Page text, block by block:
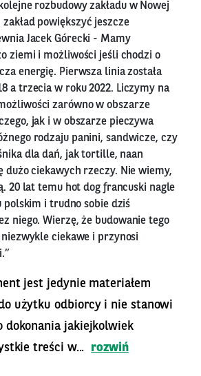
rozbudowy zakładu w Nowej
powiększyć jeszcze
Jacek Górecki - Mamy
ziemi i możliwości jeśli chodzi o
energię. Pierwsza linia została
a trzecia w roku 2022. Liczymy na
zarówno w obszarze
jak i w obszarze pieczywa
rodzaju panini, sandwicze, czy
dla dań, jak tortille, naan
dużo ciekawych rzeczy. Nie wiemy,
20 lat temu hot dog francuski nagle
polskim i trudno sobie dziś
niego. Wierzę, że budowanie tego
ciekawe i przynosi
jest jedynie materiałem
użytku odbiorcy i nie stanowi
dokonania jakiejkolwiek
treści w...
rozwiń